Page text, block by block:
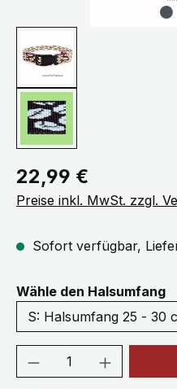
Regulärer Preis:
22,99 €
Preise inkl. MwSt. zzgl.
Sofort verfügbar,
Wähle den Halsumfang
Produkt Anzahl: